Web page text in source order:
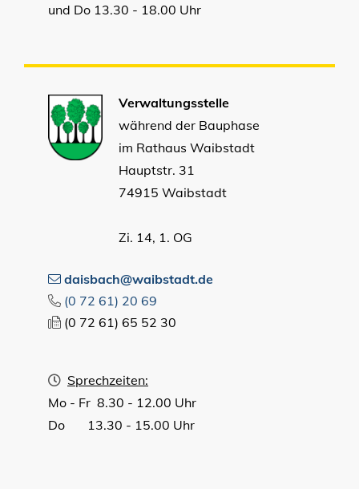
und Do 13.30 - 18.00 Uhr
Verwaltungsstelle
während der Bauphase
im Rathaus Waibstadt
Hauptstr. 31
74915 Waibstadt
Zi. 14, 1. OG
daisbach@waibstadt.de
(0 72 61) 20 69
(0 72 61) 65 52 30
Sprechzeiten:
Mo - Fr 8.30 - 12.00 Uhr
Do 13.30 - 15.00 Uhr